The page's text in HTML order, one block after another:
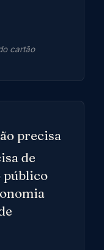
cartão
precisa
de
público